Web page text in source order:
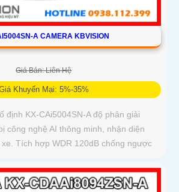
A CAMERA KBVISION
Giá Bán: Liên Hệ
Khuyến Mại: 5%-35%
định KX-CAi5004SN-A độ phân giải
công nghệ AI thông minh, nhận diện
Tích hợp WDR 120dB chống ngược